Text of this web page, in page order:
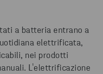
a batteria entrano a
elettrificata,
nei prodotti
L'elettrificazione